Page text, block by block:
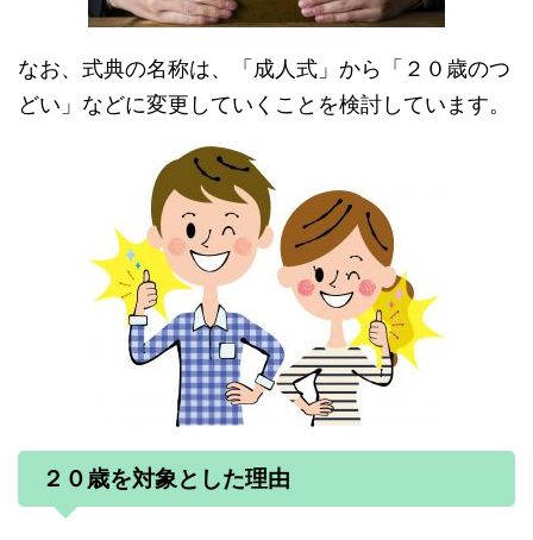
なお、式典の名称は、「成人式」から「２０歳のつ
どい」などに変更していくことを検討しています。
２０歳を対象とした理由